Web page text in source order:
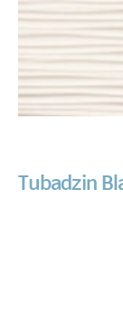
Tubadzin